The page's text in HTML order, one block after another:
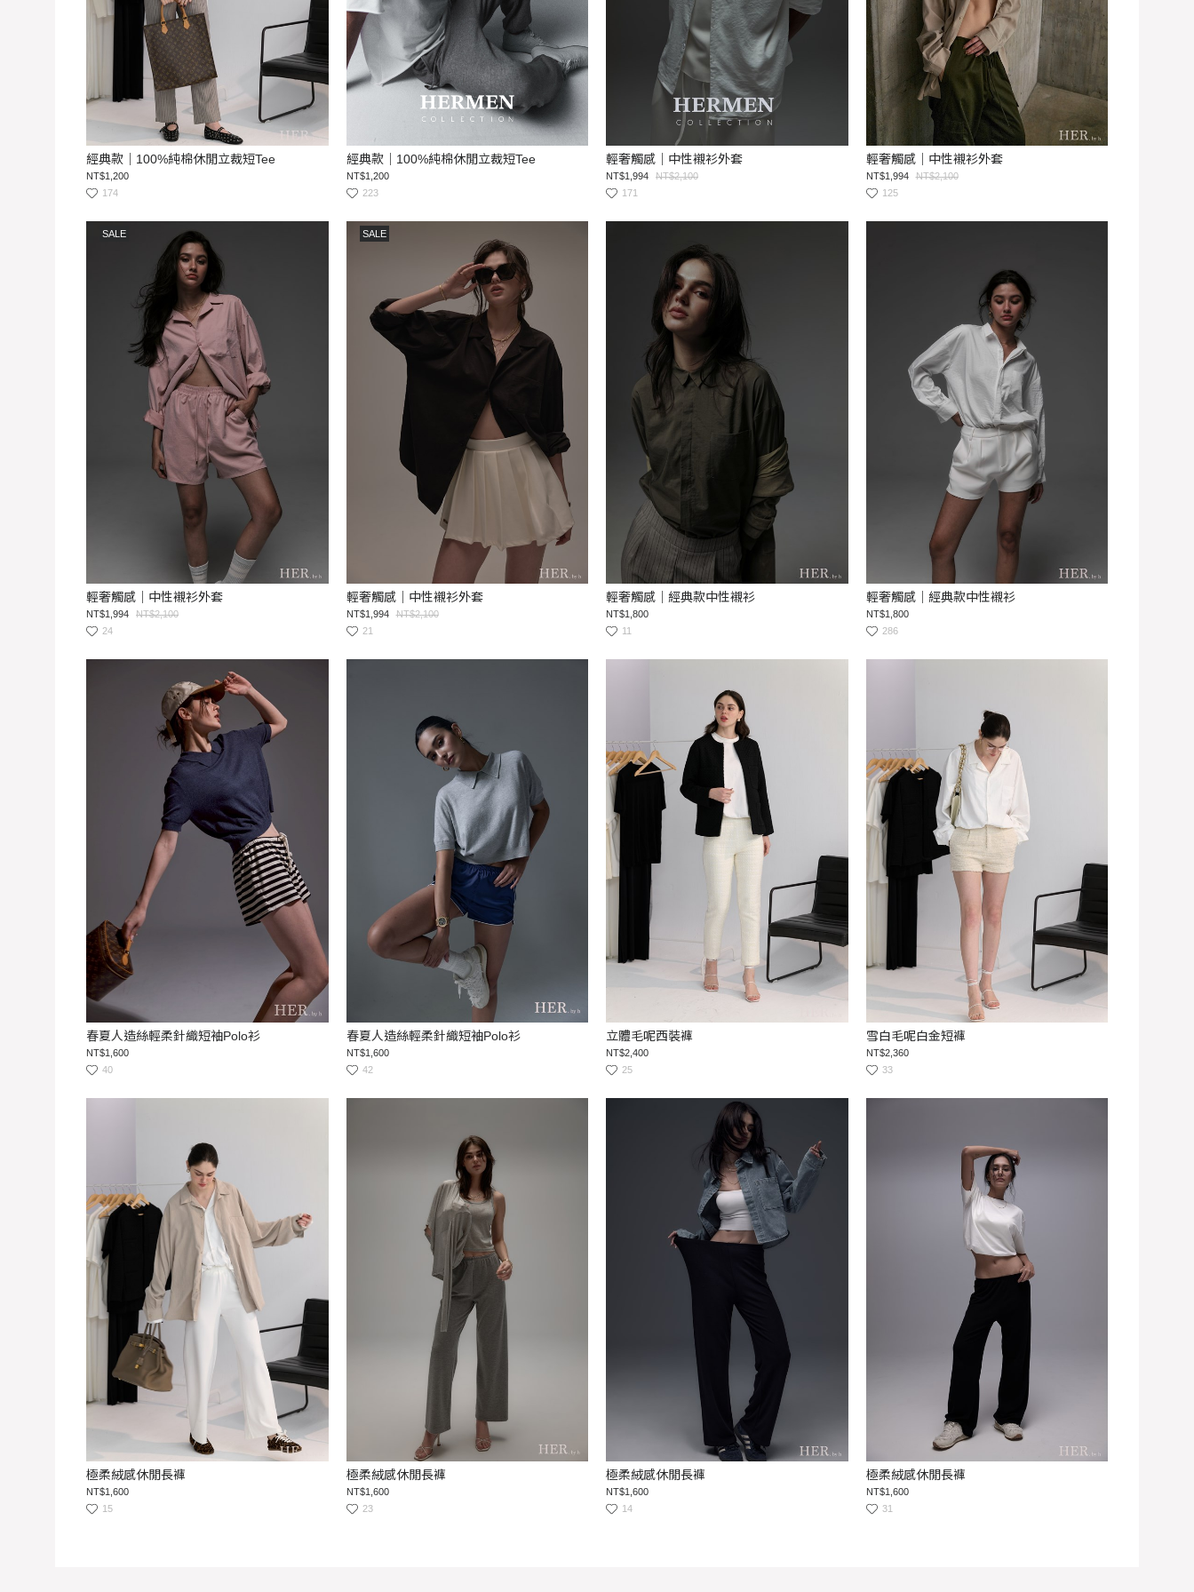
經典款｜100%純棉休閒立裁短Tee
NT$1,200
174
經典款｜100%純棉休閒立裁短Tee
NT$1,200
223
輕奢觸感｜中性襯衫外套
NT$1,994
NT$2,100
171
輕奢觸感｜中性襯衫外套
NT$1,994
NT$2,100
125
SALE
輕奢觸感｜中性襯衫外套
NT$1,994
NT$2,100
24
SALE
輕奢觸感｜中性襯衫外套
NT$1,994
NT$2,100
21
輕奢觸感｜經典款中性襯衫
NT$1,800
11
輕奢觸感｜經典款中性襯衫
NT$1,800
286
春夏人造絲輕柔針織短袖Polo衫
NT$1,600
40
春夏人造絲輕柔針織短袖Polo衫
NT$1,600
42
立體毛呢西裝褲
NT$2,400
25
雪白毛呢白金短褲
NT$2,360
33
極柔絨感休閒長褲
NT$1,600
15
極柔絨感休閒長褲
NT$1,600
23
極柔絨感休閒長褲
NT$1,600
14
極柔絨感休閒長褲
NT$1,600
31